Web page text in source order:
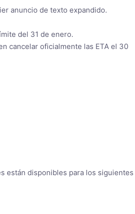
anuncio de texto expandido.
del 31 de enero.
cancelar oficialmente las ETA el 30
están disponibles para los siguientes